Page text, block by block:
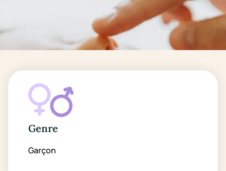
Genre
Garçon